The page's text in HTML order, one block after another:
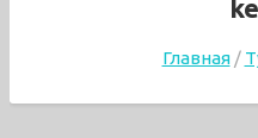
Главная